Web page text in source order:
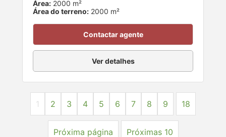
Área: 2000 m²
Área do terreno: 2000 m²
Contactar agente
Ver detalhes
1 2 3 4 5 6 7 8 9 18
Próxima página Próximas 10